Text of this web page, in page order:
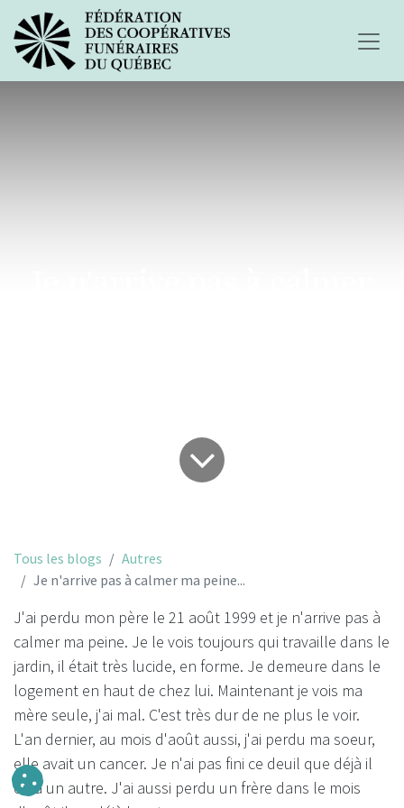
Tous les blogs
Autres
Je n'arrive pas à calmer ma peine...
J'ai perdu mon père le 21 août 1999 et je n'arrive pas à
calmer ma peine. Je le vois toujours qui travaille dans le
jardin, il était très lucide, en forme. Je demeure dans le
logement en haut de chez lui. Maintenant je vois ma
mère seule, j'ai mal. C'est très dur de ne plus le voir.
L'an dernier, au mois d'août aussi, j'ai perdu ma soeur,
elle avait un cancer. Je n'ai pas fini ce deuil que déjà il
en a un autre. J'ai aussi perdu un frère dans le mois